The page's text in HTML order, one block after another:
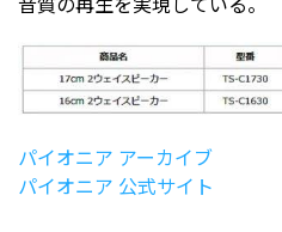
パイオニア アーカイブ
パイオニア 公式サイト